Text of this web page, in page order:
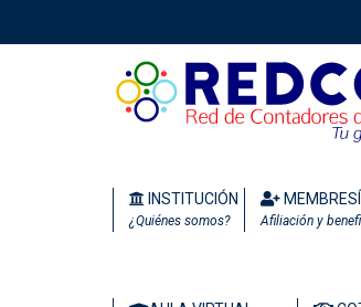
INSTITUCIÓN
¿Quiénes somos? Afiliación y